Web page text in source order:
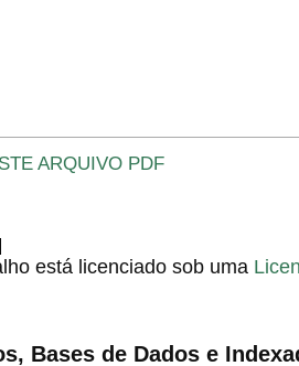
ARQUIVO PDF
está licenciado sob uma
Bases de Dados e